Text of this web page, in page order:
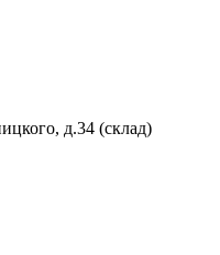
д.34 (склад)